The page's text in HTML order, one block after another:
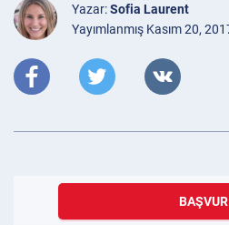
Yazar:Sofia Laurent
Yayımlanmış Kasım 20,
BAŞVUR